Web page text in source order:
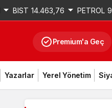
BIST 14.463,76 PETROL
Premium'a Geç
Yazarlar Yerel Yönetim